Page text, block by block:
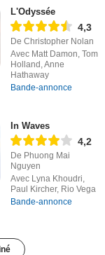
L'Odyssée
4,3
De Christopher Nolan
Avec Matt Damon, Tom
Holland, Anne
Hathaway
Bande-annonce
In Waves
4,2
De Phuong Mai
Nguyen
Avec Lyna Khoudri,
Paul Kircher, Rio Vega
Bande-annonce